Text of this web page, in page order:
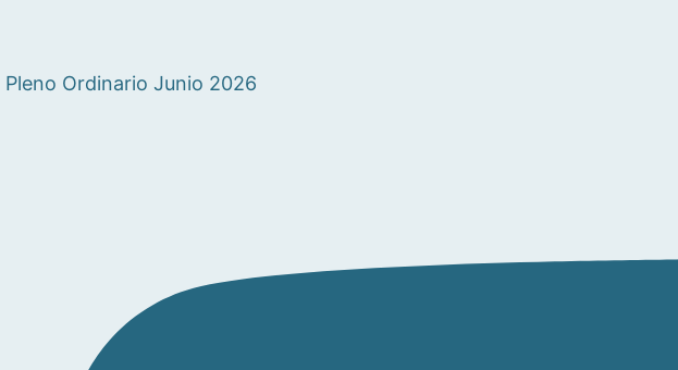
Pleno Ordinario Junio 2026